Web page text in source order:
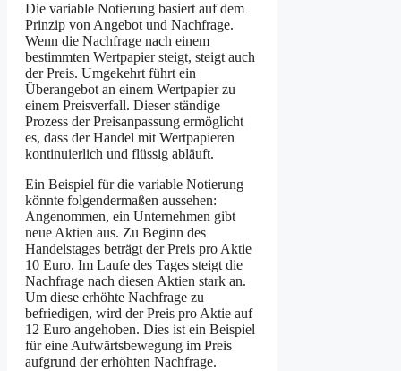
Die variable Notierung basiert auf dem
Prinzip von Angebot und Nachfrage.
Wenn die Nachfrage nach einem
bestimmten Wertpapier steigt, steigt auch
der Preis. Umgekehrt führt ein
Überangebot an einem Wertpapier zu
einem Preisverfall. Dieser ständige
Prozess der Preisanpassung ermöglicht
es, dass der Handel mit Wertpapieren
kontinuierlich und flüssig abläuft.
Ein Beispiel für die variable Notierung
könnte folgendermaßen aussehen:
Angenommen, ein Unternehmen gibt
neue Aktien aus. Zu Beginn des
Handelstages beträgt der Preis pro Aktie
10 Euro. Im Laufe des Tages steigt die
Nachfrage nach diesen Aktien stark an.
Um diese erhöhte Nachfrage zu
befriedigen, wird der Preis pro Aktie auf
12 Euro angehoben. Dies ist ein Beispiel
für eine Aufwärtsbewegung im Preis
aufgrund der erhöhten Nachfrage.